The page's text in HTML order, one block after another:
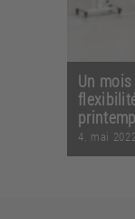
Un
4. mai